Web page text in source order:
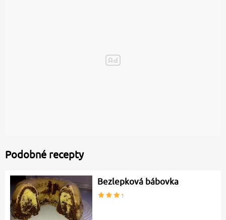
Podobné recepty
Bezlepková bábovka